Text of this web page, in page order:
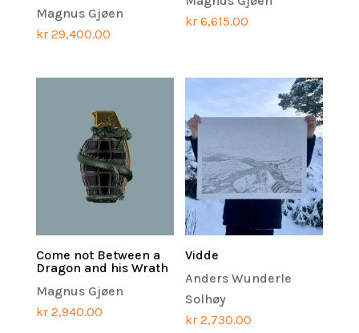
Magnus Gjøen
kr29,400.00
kr 6,615.00
Come not Between a
Dragon and his Wrath
Magnus Gjøen
kr2,940.00
Vidde
Anders Wunderle
Solhøy
kr 2,730.00